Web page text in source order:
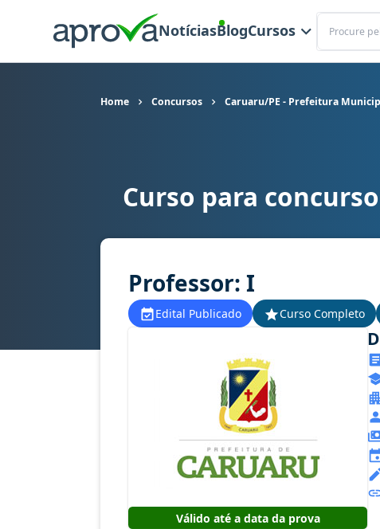
NotíciasBlogCursos
Buscar
Home Concursos Caruaru/PE - Prefeitura
Curso para concurso Caruaru/PE - Prefeitura
Curso para
Professor: I
Edital Publicado Curso Completo
Válido até a data da prova